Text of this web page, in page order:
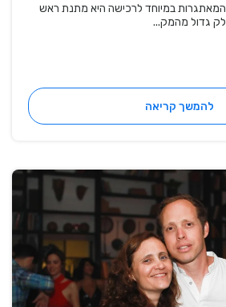
במיוחד לרכישה היא מתנת ראש
גדול מהמק...
להמשך קריאה